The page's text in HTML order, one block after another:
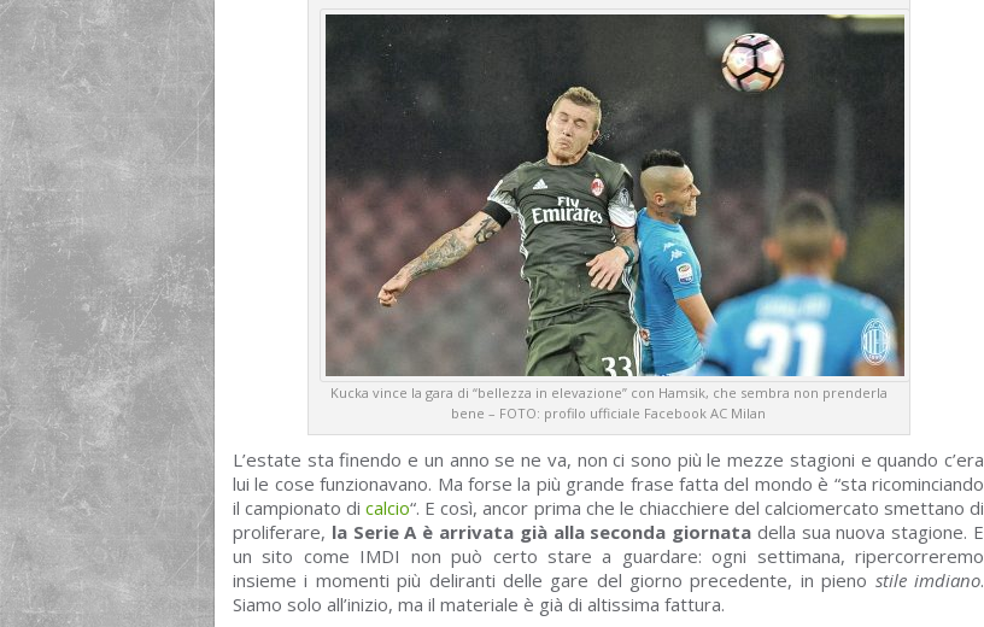
Kucka vince la gara di “bellezza in elevazione” con Hamsik, che sembra non prenderla
bene – FOTO: profilo ufficiale Facebook AC Milan
L’estate sta finendo e un anno se ne va, non ci sono più le mezze stagioni e quando c’era
lui le cose funzionavano. Ma forse la più grande frase fatta del mondo è “sta ricominciando
il campionato dicalcio“. E così, ancor prima che le chiacchiere del calciomercato smettano di
proliferare, la Serie A è arrivata già alla seconda giornata della sua nuova stagione. E
un sito come IMDI non può certo stare a guardare: ogni settimana, ripercorreremo
insieme i momenti più deliranti delle gare del giorno precedente, in pieno stile imdiano.
Siamo solo all’inizio, ma il materiale è già di altissima fattura.